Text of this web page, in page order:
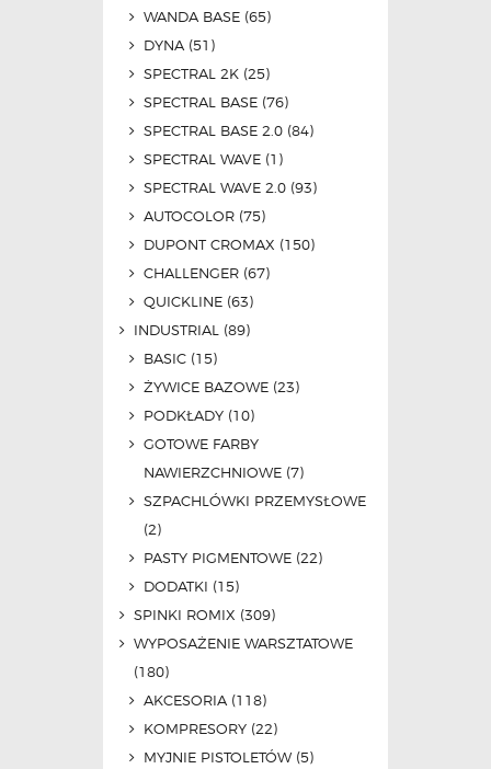
WANDA BASE (65)
DYNA (51)
SPECTRAL 2K (25)
SPECTRAL BASE (76)
SPECTRAL BASE 2.0 (84)
SPECTRAL WAVE (1)
SPECTRAL WAVE 2.0 (93)
AUTOCOLOR (75)
DUPONT CROMAX (150)
CHALLENGER (67)
QUICKLINE (63)
INDUSTRIAL (89)
BASIC (15)
ŻYWICE BAZOWE (23)
PODKŁADY (10)
GOTOWE FARBY
NAWIERZCHNIOWE (7)
SZPACHLÓWKI PRZEMYSŁOWE
(2)
PASTY PIGMENTOWE (22)
DODATKI (15)
SPINKI ROMIX (309)
WYPOSAŻENIE WARSZTATOWE
(180)
AKCESORIA (118)
KOMPRESORY (22)
MYJNIE PISTOLETÓW (5)